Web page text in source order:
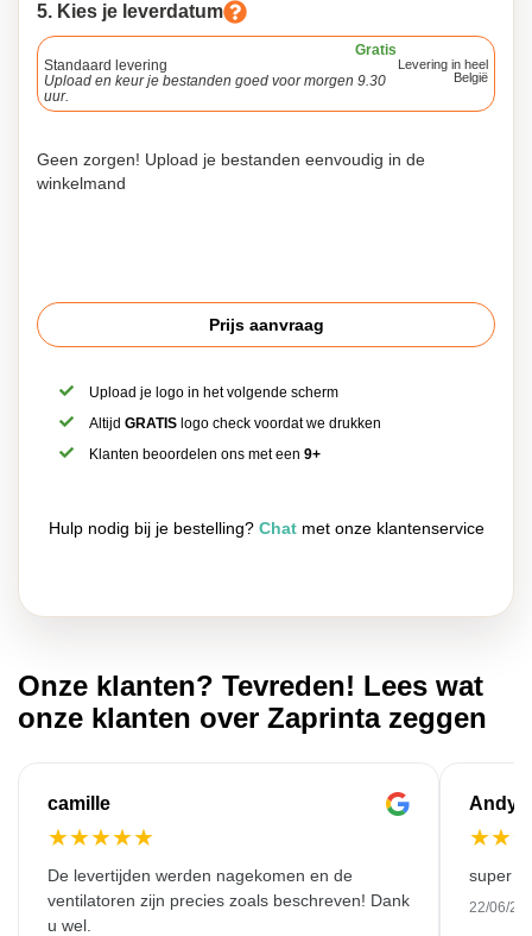
5. Kies je leverdatum
Gratis
Standaard levering
Upload en keur je bestanden goed voor morgen 9.30
uur.
Levering in heel
België
Geen zorgen! Upload je bestanden eenvoudig in de
winkelmand
Prijs aanvraag
Upload je logo in het volgende scherm
AltijdGRATIS logo check voordat we drukken
Klanten beoordelen ons met een9+
Hulp nodig bij je bestelling? Chatmet onze klantenservice
Onze klanten? Tevreden! Lees wat
onze klanten over Zaprinta zeggen
camille
★★★★★
De levertijden werden nagekomen en de
ventilatoren zijn precies zoals beschreven! Dank
u wel.
Andy
★★
super
22/06/